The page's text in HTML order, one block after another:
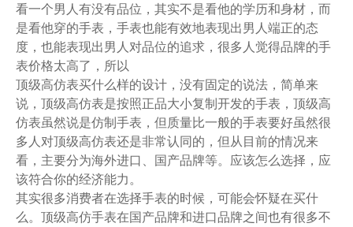
看一个男人有没有品位，其实不是看他的学历和身材，而
是看他穿的手表，手表也能有效地表现出男人端正的态
度，也能表现出男人对品位的追求，很多人觉得品牌的手
表价格太高了，所以
顶级高仿表买什么样的设计，没有固定的说法，简单来
说，顶级高仿表是按照正品大小复制开发的手表，顶级高
仿表虽然说是仿制手表，但质量比一般的手表要好虽然很
多人对顶级高仿表还是非常认同的，但从目前的情况来
看，主要分为海外进口、国产品牌等。应该怎么选择，应
该符合你的经济能力。
其实很多消费者在选择手表的时候，可能会怀疑在买什
么。顶级高仿手表在国产品牌和进口品牌之间也有很多不